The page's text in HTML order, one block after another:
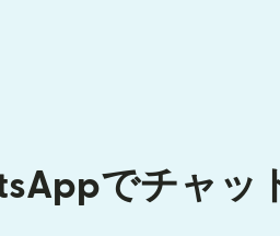
でチャッ